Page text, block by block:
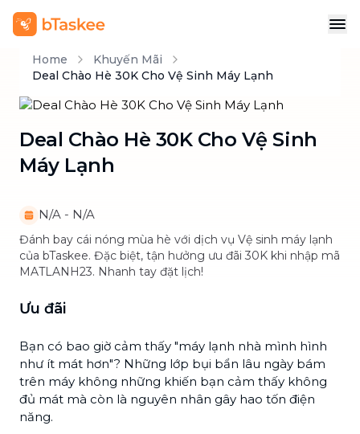
Home
Khuyến Mãi
Deal Chào Hè 30K Cho Vệ Sinh Máy Lạnh
Deal Chào Hè 30K Cho Vệ Sinh
Máy Lạnh
N/A - N/A
Đánh bay cái nóng mùa hè với dịch vụ Vệ sinh máy lạnh
của bTaskee. Đặc biệt, tận hưởng ưu đãi 30K khi nhập mã
MATLANH23. Nhanh tay đặt lịch!
Ưu đãi
Bạn có bao giờ cảm thấy "máy lạnh nhà mình hình
như ít mát hơn"? Những lớp bụi bẩn lâu ngày bám
trên máy không những khiến bạn cảm thấy không
đủ mát mà còn là nguyên nhân gây hao tốn điện
năng.